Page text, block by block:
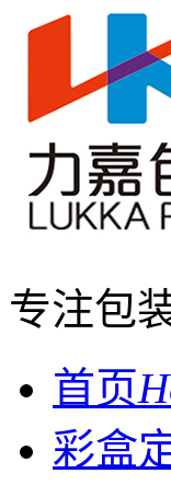
专注包
首页
彩盒